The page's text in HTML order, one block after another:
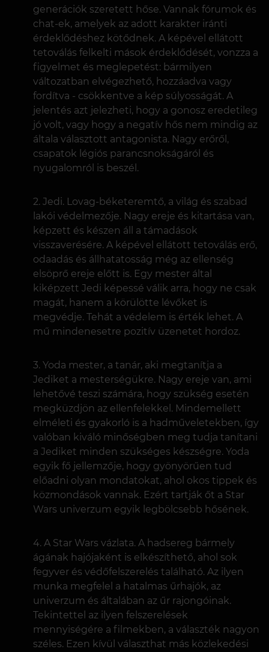
generációk szeretett hőse. Vannak fórumok és
chat-ek, amelyek az adott karakter iránti
érdeklődéshez kötődnek. A képével ellátott
tetoválás felkelti mások érdeklődését, vonzza a
figyelmet és meglepetést: bármilyen
változatban elvégezhető, hozzáadva vagy
fordítva - csökkentve a kép súlyosságát. A
jelentés azt jelezheti, hogy a gonosz eredetileg
jó volt, vagy hogy a negatív hős nem mindig az
általa választott antagonista. Nagy erőről,
csapatok légiós parancsnokságáról és
nyugalomról is beszél.
Jedi. Lovag-béketeremtő, a világ és szabad
lakói védelmezője. Nagy ereje és kitartása van,
képzett és készen áll a támadások
visszaverésére. A képével ellátott tetoválás erő,
odaadás és állhatatosság még az ellenség
elsöprő ereje előtt is. Egy mester által
kiképzett Jedi képessé válik arra, hogy ne csak
magát, hanem a körülötte lévőket is
megvédje. Tehát a védelem is érték lehet. A
mű mindenesetre pozitív üzenetet hordoz.
Yoda mester, a tanár, aki megtanítja a
Jediket a mesterségükre. Nagy ereje van, ami
lehetővé teszi számára, hogy szükség esetén
megküzdjön az ellenfelekkel. Mindemellett
elméleti és gyakorló is a hadműveletekben, így
valóban kiváló minőségben meg tudja tanítani
a Jediket minden szükséges készségre. Yoda
egyik fő jellemzője, hogy gyönyörűen tud
előadni olyan mondatokat, ahol okos tippek és
közmondások vannak. Ezért tartják őt a Star
Wars univerzum egyik legbölcsebb hősének.
A Star Wars vázlata. A hadsereg bármely
ágának hajójaként is elkészíthető, ahol sok
fegyver és védőfelszerelés található. Az ilyen
munka megfelel a hatalmas űrhajók, az
univerzum és általában az űr rajongóinak.
Tekintettel az ilyen felszerelések
mennyiségére a filmekben, a választék nagyon
széles. Ezen kívül választhat más közlekedési